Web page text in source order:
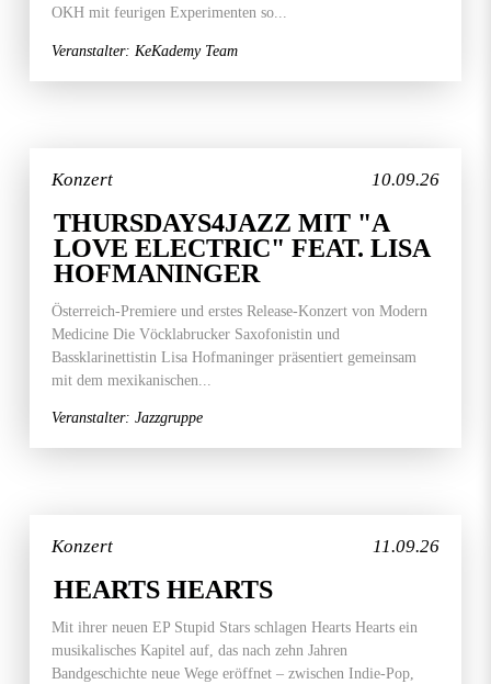
OKH mit feurigen Experimenten so...
Veranstalter: KeKademy Team
10.09.26
Konzert
THURSDAYS4JAZZ MIT "A
LOVE ELECTRIC" FEAT. LISA
HOFMANINGER
Österreich-Premiere und erstes Release-Konzert von Modern
Medicine Die Vöcklabrucker Saxofonistin und
Bassklarinettistin Lisa Hofmaninger präsentiert gemeinsam
mit dem mexikanischen...
Veranstalter: Jazzgruppe
11.09.26
Konzert
HEARTS HEARTS
Mit ihrer neuen EP Stupid Stars schlagen Hearts Hearts ein
musikalisches Kapitel auf, das nach zehn Jahren
Bandgeschichte neue Wege eröffnet – zwischen Indie-Pop,